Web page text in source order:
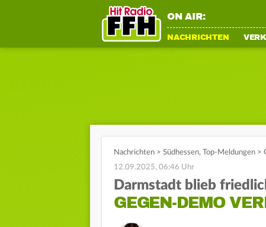
ON AIR:
NACHRICHTEN
Nachrichten > Südhessen, Top-Meldungen >
12.09.2025, 06:46 Uhr
Darmstadt blieb
GEGEN-DEMO